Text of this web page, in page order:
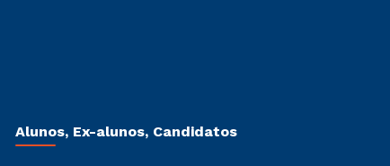
Alunos, Ex-alunos, Candidatos